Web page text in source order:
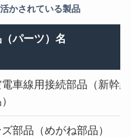
かされている製品
パーツ）名
車線用接続部品（新幹
部品（めがね部品）